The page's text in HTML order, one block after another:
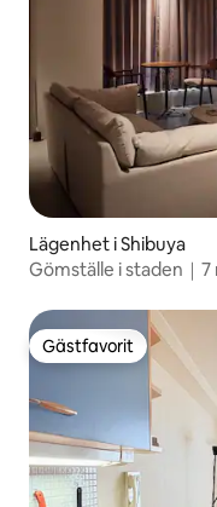
Lägenhet i Shibuya
Gömställe i staden｜
Gästfavorit
Gästfavorit